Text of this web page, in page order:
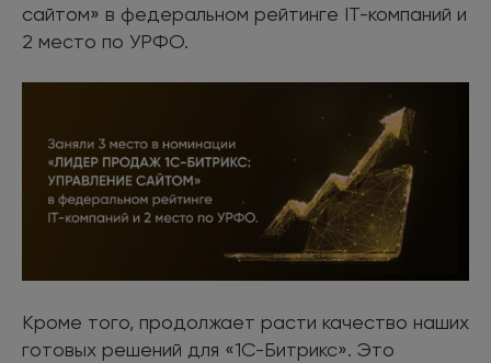
сайтом» в федеральном рейтинге IT-компаний и
2 место по УРФО.
Кроме того, продолжает расти качество наших
готовых решений для «1С-Битрикс». Это